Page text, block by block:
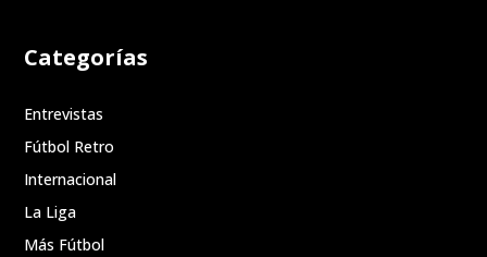
Categorías
Entrevistas
Fútbol Retro
Internacional
La Liga
Más Fútbol